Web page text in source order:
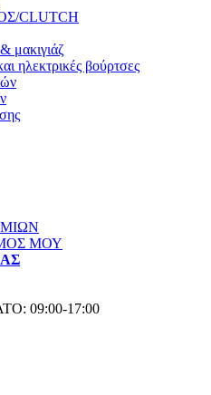
CLUTCH
μακιγιάζ
ηλεκτρικές βούρτσες
ΜΟΥ
09:00-17:00